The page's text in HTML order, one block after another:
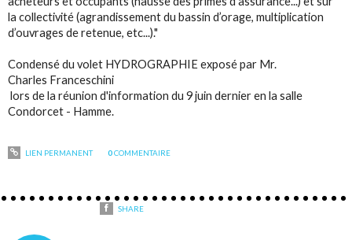
la collectivité (agrandissement du bassin d’orage, multiplication
d’ouvrages de retenue, etc...)."
Condensé du volet HYDROGRAPHIE exposé par Mr.
Charles Franceschini
lors de la réunion d'information du 9 juin dernier en la salle
Condorcet - Hamme.
LIEN PERMANENT 0COMMENTAIRE
SHARE